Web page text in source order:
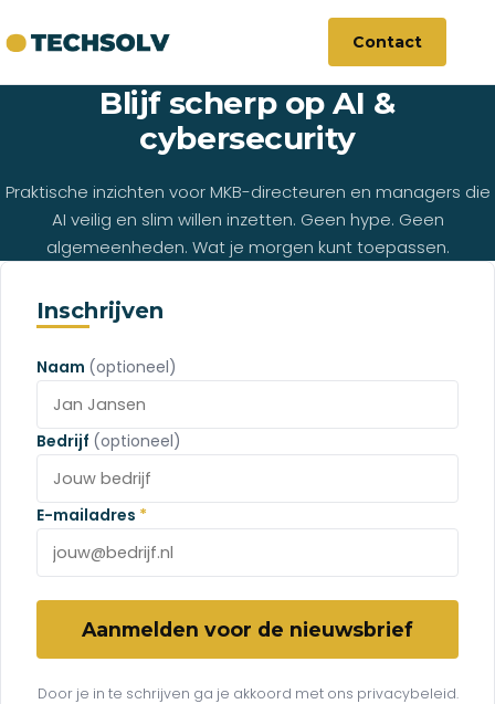
Contact
Blijf scherp op AI &
cybersecurity
Praktische inzichten voor MKB-directeuren en managers die
AI veilig en slim willen inzetten. Geen hype. Geen
algemeenheden. Wat je morgen kunt toepassen.
Inschrijven
Naam (optioneel)
Bedrijf (optioneel)
E-mailadres *
Aanmelden voor de nieuwsbrief
Door je in te schrijven ga je akkoord met ons privacybeleid.